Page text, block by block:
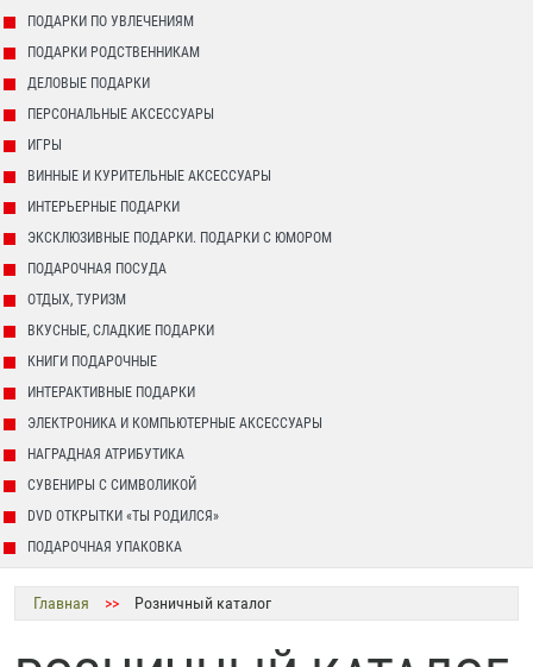
ПОДАРКИ ПО УВЛЕЧЕНИЯМ
ПОДАРКИ РОДСТВЕННИКАМ
ДЕЛОВЫЕ ПОДАРКИ
ПЕРСОНАЛЬНЫЕ АКСЕССУАРЫ
ИГРЫ
ВИННЫЕ И КУРИТЕЛЬНЫЕ АКСЕССУАРЫ
ИНТЕРЬЕРНЫЕ ПОДАРКИ
ЭКСКЛЮЗИВНЫЕ ПОДАРКИ. ПОДАРКИ С ЮМОРОМ
ПОДАРОЧНАЯ ПОСУДА
ОТДЫХ, ТУРИЗМ
ВКУСНЫЕ, СЛАДКИЕ ПОДАРКИ
КНИГИ ПОДАРОЧНЫЕ
ИНТЕРАКТИВНЫЕ ПОДАРКИ
ЭЛЕКТРОНИКА И КОМПЬЮТЕРНЫЕ АКСЕССУАРЫ
НАГРАДНАЯ АТРИБУТИКА
СУВЕНИРЫ С СИМВОЛИКОЙ
DVD ОТКРЫТКИ «ТЫ РОДИЛСЯ»
ПОДАРОЧНАЯ УПАКОВКА
Главная >> Розничный каталог